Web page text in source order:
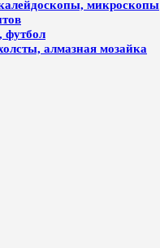
микроскопы
футбол
алмазная мозайка